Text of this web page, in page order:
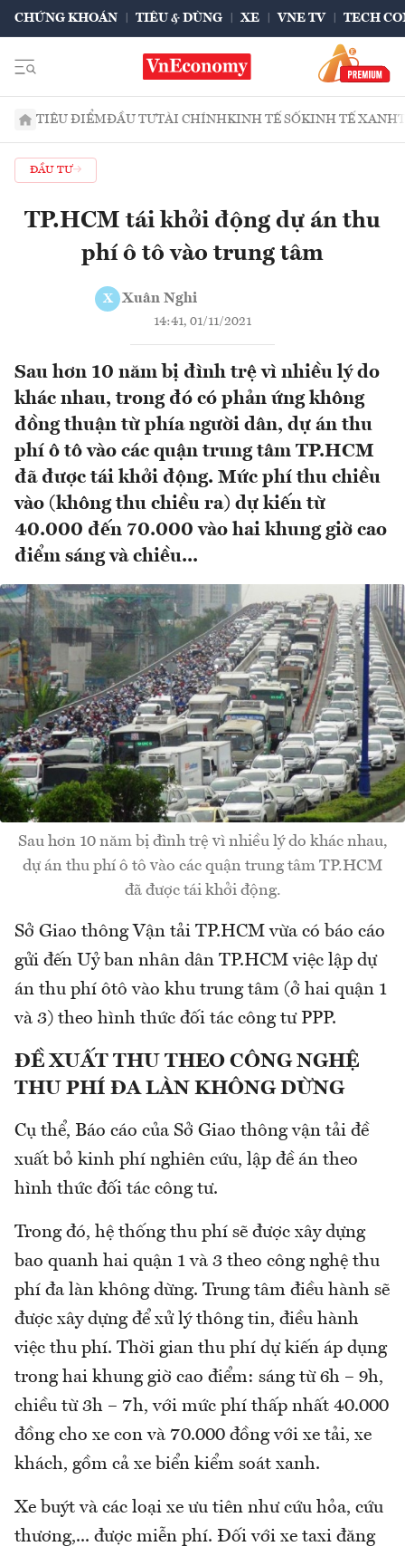
CHỨNG KHOÁN TIÊU & DÙNG XE VNE TV TECH
TIÊU ĐIỂMĐẦU TƯTÀI CHÍNHKINH TẾ SỐKINH TẾ XANH
ĐẦU TƯ
TP.HCM tái khởi động dự án thu
phí ô tô vào trung tâm
X Xuân Nghi
14:41, 01/11/2021
Sau hơn 10 năm bị đình trệ vì nhiều lý do
khác nhau, trong đó có phản ứng không
đồng thuận từ phía người dân, dự án thu
phí ô tô vào các quận trung tâm TP.HCM
đã được tái khởi động. Mức phí thu chiều
vào (không thu chiều ra) dự kiến từ
40.000 đến 70.000 vào hai khung giờ cao
điểm sáng và chiều...
Sau hơn 10 năm bị đình trệ vì nhiều lý do khác nhau,
dự án thu phí ô tô vào các quận trung tâm TP.HCM
đã được tái khởi động.
Sở Giao thông Vận tải TP.HCM vừa có báo cáo
gửi đến Uỷ ban nhân dân TP.HCM việc lập dự
án thu phí ôtô vào khu trung tâm (ở hai quận 1
và 3) theo hình thức đối tác công tư PPP.
ĐỀ XUẤT THU THEO CÔNG NGHỆ
THU PHÍ ĐA LÀN KHÔNG DỪNG
Cụ thể, Báo cáo của Sở Giao thông vận tải đề
xuất bỏ kinh phí nghiên cứu, lập đề án theo
hình thức đối tác công tư.
Trong đó, hệ thống thu phí sẽ được xây dựng
bao quanh hai quận 1 và 3 theo công nghệ thu
phí đa làn không dừng. Trung tâm điều hành sẽ
được xây dựng để xử lý thông tin, điều hành
việc thu phí. Thời gian thu phí dự kiến áp dụng
trong hai khung giờ cao điểm: sáng từ 6h – 9h,
chiều từ 3h – 7h, với mức phí thấp nhất 40.000
đồng cho xe con và 70.000 đồng với xe tải, xe
khách, gồm cả xe biển kiểm soát xanh.
Xe buýt và các loại xe ưu tiên như cứu hỏa, cứu
thương,... được miễn phí. Đối với xe taxi đăng